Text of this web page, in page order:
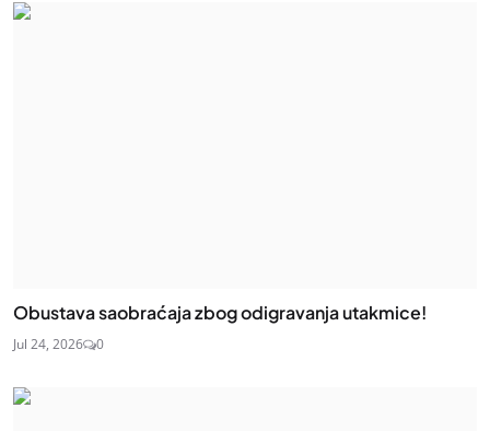
Obustava saobraćaja zbog odigravanja utakmice!
Jul 24, 2026 0